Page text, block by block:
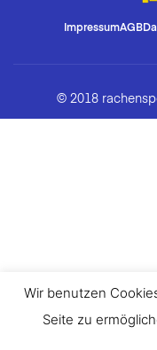
ImpressumAGB
© 2018
Wir benutzen
Seite zu